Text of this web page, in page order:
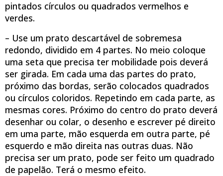
pintados círculos ou quadrados vermelhos e
verdes.
– Use um prato descartável de sobremesa
redondo, dividido em 4 partes. No meio coloque
uma seta que precisa ter mobilidade pois deverá
ser girada. Em cada uma das partes do prato,
próximo das bordas, serão colocados quadrados
ou círculos coloridos. Repetindo em cada parte, as
mesmas cores. Próximo do centro do prato deverá
desenhar ou colar, o desenho e escrever pé direito
em uma parte, mão esquerda em outra parte, pé
esquerdo e mão direita nas outras duas. Não
precisa ser um prato, pode ser feito um quadrado
de papelão. Terá o mesmo efeito.